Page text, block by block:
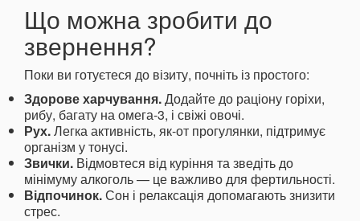
Що можна зробити до
звернення?
Поки ви готуєтеся до візиту, почніть із простого:
Здорове харчування.Додайте до раціону горіхи,
рибу, багату на омега-3, і свіжі овочі.
Рух.Легка активність, як-от прогулянки, підтримує
організм у тонусі.
Звички. Відмовтеся від куріння та зведіть до
мінімуму алкоголь — це важливо для фертильності.
Відпочинок.Сон і релаксація допомагають знизити
стрес.